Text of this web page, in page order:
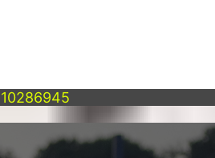
10286945